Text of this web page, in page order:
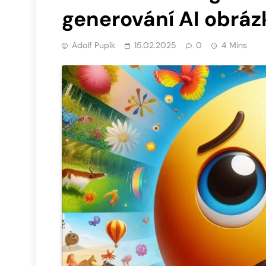
generování AI
Adolf Pupík 15.02.2025 0 4 Mins